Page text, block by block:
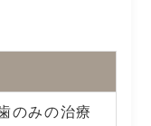
のみの治療